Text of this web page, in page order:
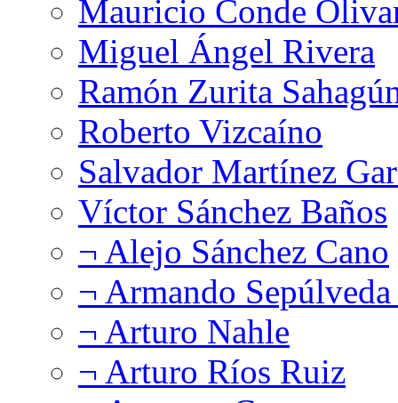
Mauricio Conde
Miguel Ángel Rivera
Ramón Zurita
Roberto Vizcaíno
Salvador Martínez
Víctor Sánchez Baños
¬ Alejo Sánchez Cano
¬ Armando
¬ Arturo Nahle
¬ Arturo Ríos Ruiz